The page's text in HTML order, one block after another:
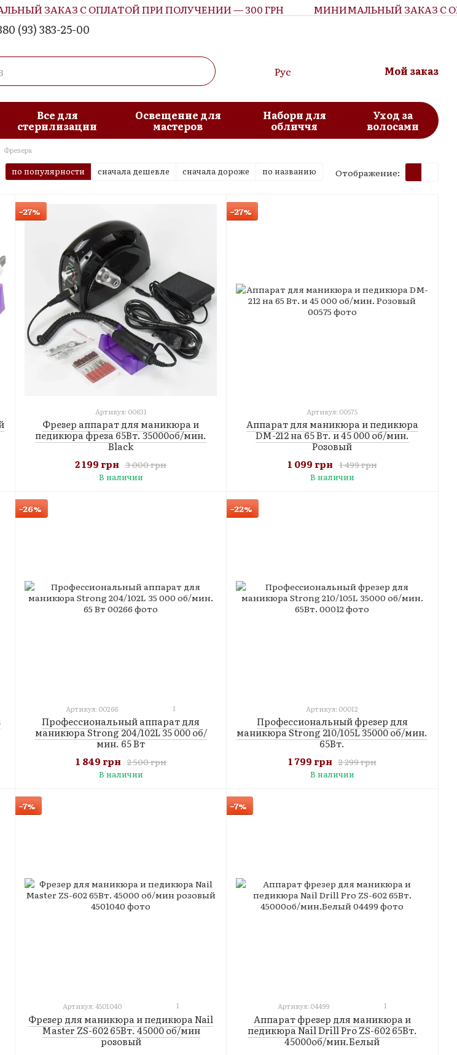
ЗАКАЗ С ОПЛАТОЙ ПРИ ПОЛУЧЕНИИ — 300 ГРН МИНИМАЛЬНЫЙ ЗАКАЗ С
(93) 383-25-00
Рус Мой заказ
Все для
стерилизации
Освещение для
мастеров
Набори для
обличчя
Уход за
волосами
Фрезера
по популярности сначала дешевле сначала дороже по названию Отображение:
−27%
Артикул: 00631
Фрезер аппарат для маникюра и
педикюра фреза 65Вт. 35000об/мин.
Black
3 000 грн
2 199 грн
В наличии
−27%
Артикул: 00575
Аппарат для маникюра и педикюра
DM-212 на 65 Вт. и 45 000 об/мин.
Розовый
1 499 грн
1 099 грн
В наличии
−26%
Артикул: 00266 1
Профессиональный аппарат для
маникюра Strong 204/102L 35 000 об/
мин. 65 Вт
2 500 грн
1 849 грн
В наличии
−22%
Артикул: 00012
Профессиональный фрезер для
маникюра Strong 210/105L 35000 об/мин.
65Вт.
2 299 грн
1 799 грн
В наличии
−7%
Артикул: 4501040 1
Фрезер для маникюра и педикюра Nail
Master ZS-602 65Вт. 45000 об/мин
розовый
−7%
Артикул: 04499 1
Аппарат фрезер для маникюра и
педикюра Nail Drill Pro ZS-602 65Вт.
45000об/мин.Белый